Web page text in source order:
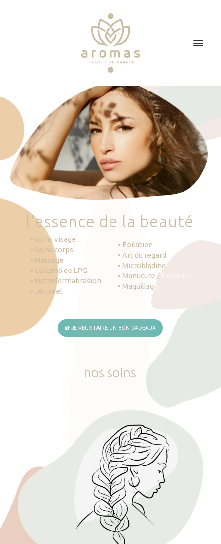
Soins
Je veux faire un bon cadeau
Plan d’accès
Prendre RDV
'essence de la beauté
• Soins visage
• Soins corps
• Massage
• Cellum6 de LPG
• Microdermabrasion
• Jet peel
• Épilation
• Art du regard
• Microblading
• Manucure / Pédicure
• Maquillage
JE VEUX FAIRE UN BON CADEAUX
nos soins